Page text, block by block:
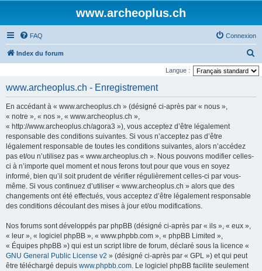
www.archeoplus.ch
FAQ Connexion
Index du forum
e
Langue :
www.archeoplus.ch - Enregistrement
En accédant à « www.archeoplus.ch » (désigné ci-après par « nous »,
« notre », « nos », « www.archeoplus.ch »,
« http://www.archeoplus.ch/agora3 »), vous acceptez d’être légalement
responsable des conditions suivantes. Si vous n’acceptez pas d’être
légalement responsable de toutes les conditions suivantes, alors n’accédez
pas et/ou n’utilisez pas « www.archeoplus.ch ». Nous pouvons modifier celles-
ci à n’importe quel moment et nous ferons tout pour que vous en soyez
informé, bien qu’il soit prudent de vérifier régulièrement celles-ci par vous-
même. Si vous continuez d’utiliser « www.archeoplus.ch » alors que des
changements ont été effectués, vous acceptez d’être légalement responsable
des conditions découlant des mises à jour et/ou modifications.
Nos forums sont développés par phpBB (désigné ci-après par « ils », « eux »,
« leur », « logiciel phpBB », « www.phpbb.com », « phpBB Limited »,
« Équipes phpBB ») qui est un script libre de forum, déclaré sous la licence «
GNU General Public License v2 » (désigné ci-après par « GPL ») et qui peut
être téléchargé depuis www.phpbb.com. Le logiciel phpBB facilite seulement